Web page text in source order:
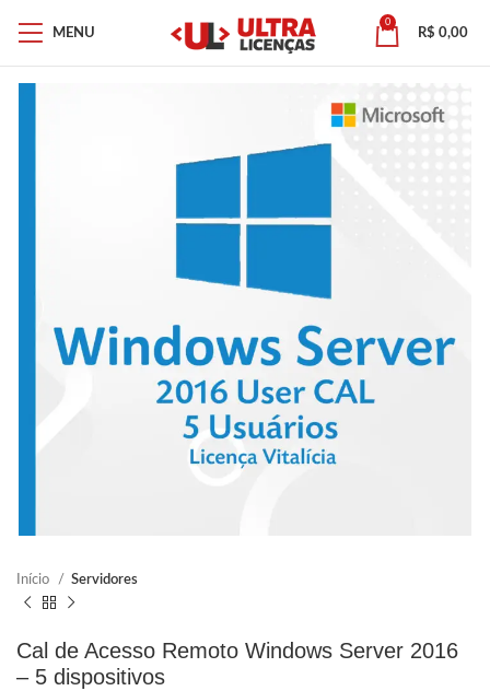
MENU
0
R$ 0,00
Início Servidores
Cal de Acesso Remoto Windows Server 2016
– 5 dispositivos